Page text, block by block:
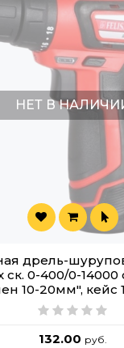
НЕТ В
дрель-
ск. 0-400/0-
10-20мм", кейс
132.00 руб.